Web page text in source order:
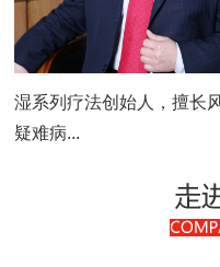
湿系列疗法创始人，擅长
疑难病...